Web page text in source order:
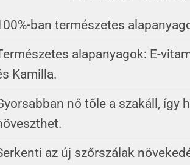
ban természetes
alapanyagok: E-
Kamilla.
nő tőle a szakáll, így
az új szőrszálak